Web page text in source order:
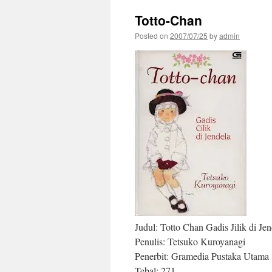
Totto-Chan
Posted on 2007/07/25 byadmin
Judul: Totto Chan Gadis Jilik di
Penulis: Tetsuko Kuroyanagi
Penerbit: Gramedia Pustaka Utama